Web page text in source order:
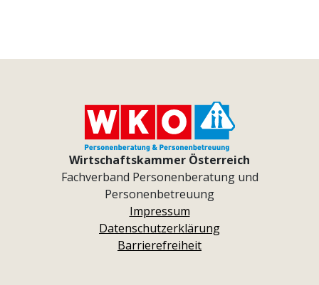
Wirtschaftskammer Österreich
Fachverband Personenberatung und
Personenbetreuung
Impressum
Datenschutzerklärung
Barrierefreiheit